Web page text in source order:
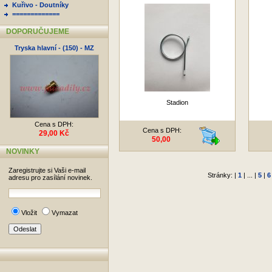
Kuřivo - Doutníky
=============
DOPORUČUJEME
Tryska hlavní - (150) - MZ
Cena s DPH:
29,00 Kč
NOVINKY
Zaregistrujte si Vaši e-mail
adresu pro zasílání novinek.
Vložit Vymazat
Stadion
Cena s DPH:
50,00
Stránky: | 1 | ... | 5 | 6